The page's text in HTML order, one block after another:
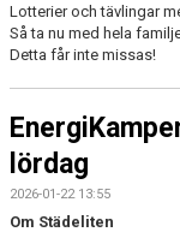
Lotterier och tävlingar
Så ta nu med hela
Detta får inte missas!
lördag
2026-01-22 13:55
Om Städeliten